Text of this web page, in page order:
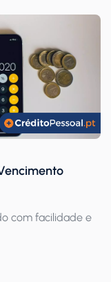
com facilidade e